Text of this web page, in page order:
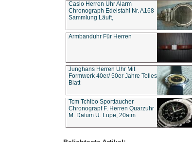
Casio Herren Uhr Alarm
Chronograph Edelstahl Nr. A168
Sammlung Läuft,
Armbanduhr Für Herren
Junghans Herren Uhr Mit
Formwerk 40er/ 50er Jahre Tolles
Blatt
Tcm Tchibo Sporttaucher
Chronograpf F. Herren Quarzuhr
M. Datum U. Lupe, 20atm